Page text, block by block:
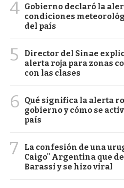
4 Gobierno declaró la
condiciones
del país
5
Director del Sinae
alerta roja para zonas
con las clases
6
Qué significa la alerta
gobierno y cómo se
país
7
La confesión de una
Caigo" Argentina que
Barassi y se hizo viral